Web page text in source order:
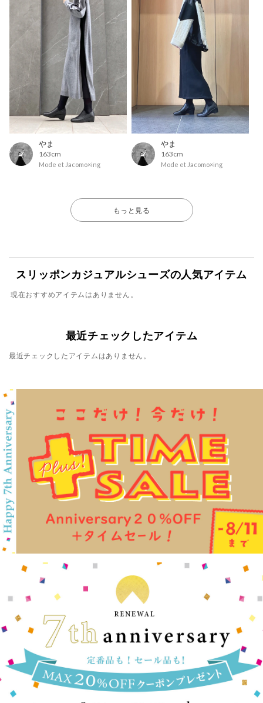
やま
163cm
Mode et Jacomo×ing
やま
163cm
Mode et Jacomo×ing
もっと見る
スリッポンカジュアルシューズの人気アイテム
現在おすすめアイテムはありません。
最近チェックしたアイテム
最近チェックしたアイテムはありません。